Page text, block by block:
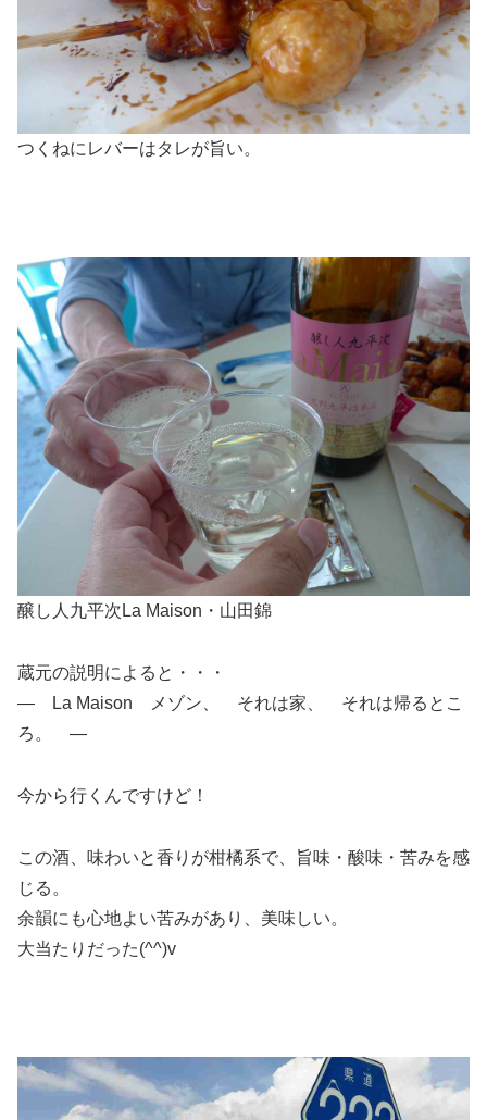
つくねにレバーはタレが旨い。
醸し人九平次La Maison・山田錦
蔵元の説明によると・・・
― La Maison メゾン、 それは家、 それは帰るとこ
ろ。 ―
今から行くんですけど！
この酒、味わいと香りが柑橘系で、旨味・酸味・苦みを感
じる。
余韻にも心地よい苦みがあり、美味しい。
大当たりだった(^^)v